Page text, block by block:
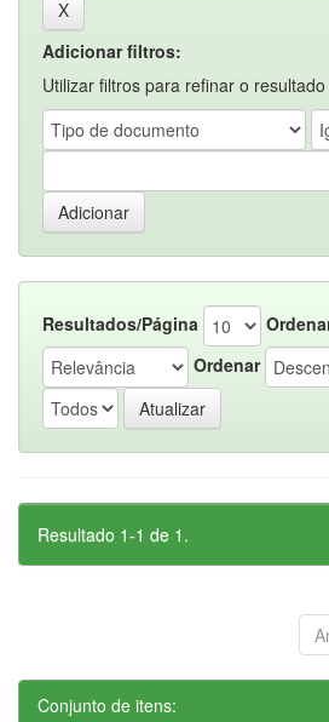
Adicionar filtros:
Utilizar filtros para refinar o
Resultados/Página
Ordenar
Resultado 1-1 de 1.
Conjunto de itens: